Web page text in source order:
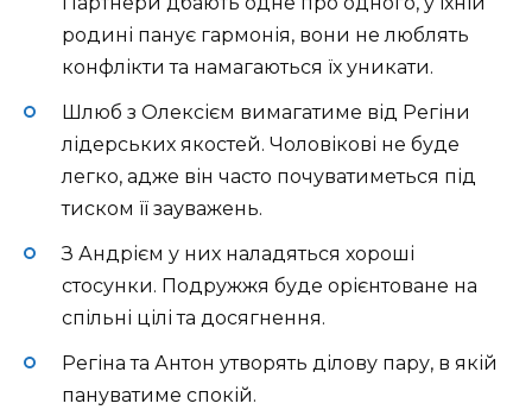
родині панує гармонія, вони не люблять
конфлікти та намагаються їх уникати.
Шлюб з Олексієм вимагатиме від Регіни
лідерських якостей. Чоловікові не буде
легко, адже він часто почуватиметься під
тиском її зауважень.
З Андрієм у них наладяться хороші
стосунки. Подружжя буде орієнтоване на
спільні цілі та досягнення.
Регіна та Антон утворять ділову пару, в якій
пануватиме спокій.